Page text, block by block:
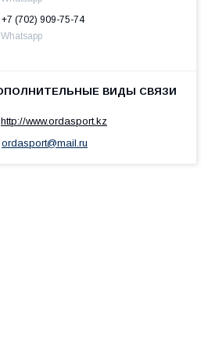
+7 (702) 909-75-74
Whatsapp
http://www.ordasport.kz
ordasport@mail.ru